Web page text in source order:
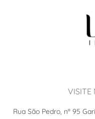
VISITE
Rua São Pedro, nº 95